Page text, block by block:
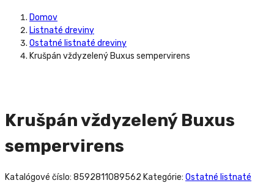
Domov
Listnaté dreviny
Ostatné listnaté dreviny
Krušpán vždyzelený Buxus sempervirens
Krušpán vždyzelený Buxus
sempervirens
Katalógové číslo: 8592811089562 Kategórie: Ostatné listnaté